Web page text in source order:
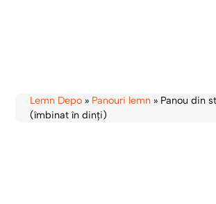
Lemn Depo» Panouri lemn» Panou din
(îmbinat în dinți)